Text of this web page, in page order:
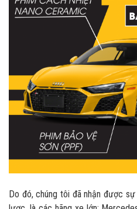
Do đó, chúng tôi đã nhận được